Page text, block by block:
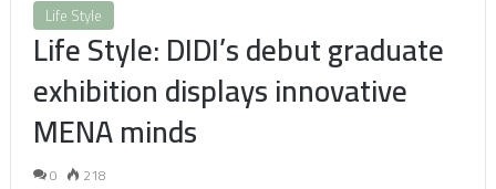
Life Style
Life Style: DIDI’s debut graduate
exhibition displays innovative
MENA minds
0 218